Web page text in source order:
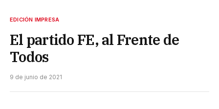
EDICIÓN IMPRESA
El partido FE, al Frente de
Todos
9 de junio de 2021